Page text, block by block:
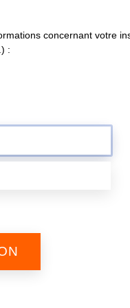
concernant votre
: